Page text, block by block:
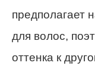
предполагает
для волос,
оттенка к